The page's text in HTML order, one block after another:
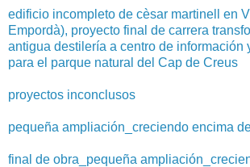
edificio incompleto de cèsar martinell en
Empordà), proyecto final de carrera
antigua destilería a centro de información
para el parque natural del Cap de Creus
proyectos inconclusos
pequeña ampliación_creciendo encima
final de obra_pequeña